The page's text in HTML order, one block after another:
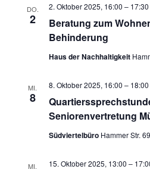
DO.
2
Beratung zum
Behinderung
2. Oktober 2025, 16:00 – 17:30
Haus der Nachhaltigkeit
MI.
8
Seniorenvertretung
8. Oktober 2025, 16:00 – 18:00
Südviertelbüro Hammer Str.
MI. 15. Oktober 2025, 13:00 –